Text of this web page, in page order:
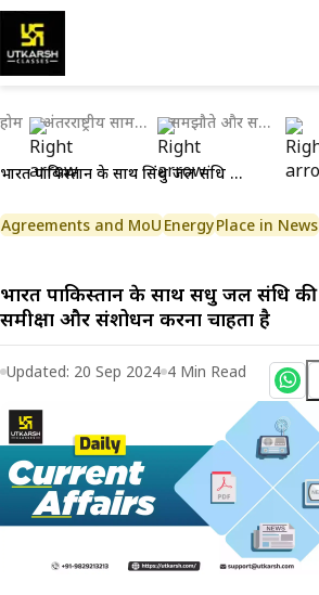
होम अंतरराष्ट्रीय सामयिकी समझौते और समझौता ज्ञापन
भारत पाकिस्तान के साथ सिंधु जल संधि की समीक्षा और संशोधन करना चाहता है
Agreements and MoU EnergyPlace in News
भारत पाकिस्तान के साथ सिंधु जल संधि की
समीक्षा और संशोधन करना चाहता है
Updated: 20 Sep 2024 4 Min Read